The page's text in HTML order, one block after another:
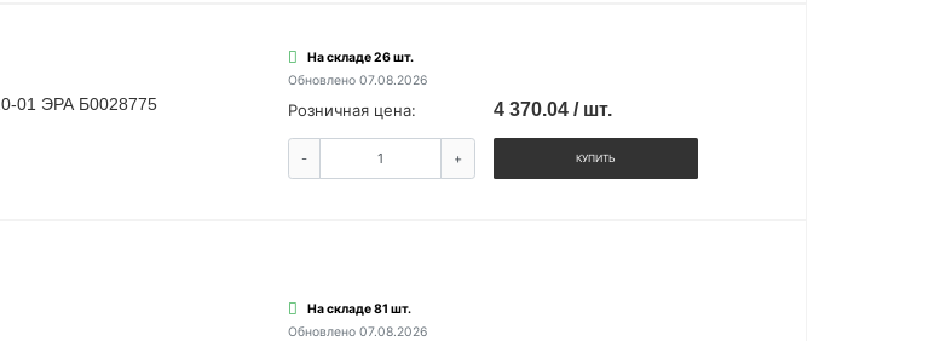
01 ЭРА Б0028775
На складе 26 шт.
Обновлено 07.08.2026
Розничная цена: 4 370.04 / шт.
- + КУПИТЬ
На складе 81 шт.
Обновлено 07.08.2026